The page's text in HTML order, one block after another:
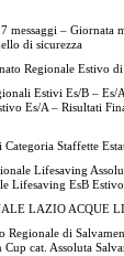
messaggi – Giornata
di sicurezza
Regionale Estivo
Estivi Es/B – Es/
Es/A – Risultati
Staffette
Lifesaving
Lifesaving EsB
LAZIO ACQUE
Regionale di
cat. Assoluta